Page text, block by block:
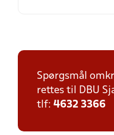
Spørgsmål
rettes til DBU
tlf: 4632 3366